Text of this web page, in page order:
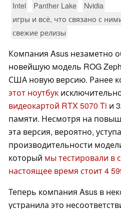
Intel Panther Lake
Nvidia
игры и всё, что связано с
свежие релизы
Компания Asus незаметно
новейшую модель ROG
США новую версию. Ранее
этот ноутбук
видеокартой RTX 5070 Ti и
памяти. Несмотря на
эта версия, вероятно,
производительности
который мы тестировали в
настоящее время стоит 4
Теперь компания Asus в
устранила это